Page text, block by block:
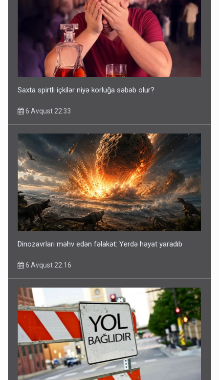
Saxta spirtli içkilər niyə korluğa səbəb olur?
6 Avqust 22:33
Dinozavrları məhv edən fəlakət: Yerdə həyat yaradıb
6 Avqust 22:16